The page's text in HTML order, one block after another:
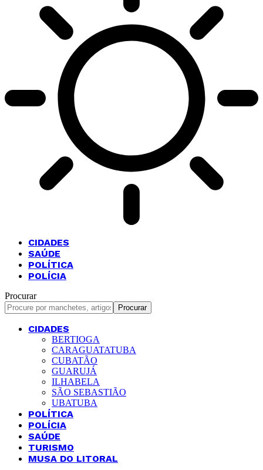
CIDADES
SAÚDE
POLÍTICA
POLÍCIA
Procurar
CIDADES
BERTIOGA
CARAGUATATUBA
CUBATÃO
GUARUJÁ
ILHABELA
SÃO SEBASTIÃO
UBATUBA
POLÍTICA
POLÍCIA
SAÚDE
TURISMO
MUSA DO LITORAL